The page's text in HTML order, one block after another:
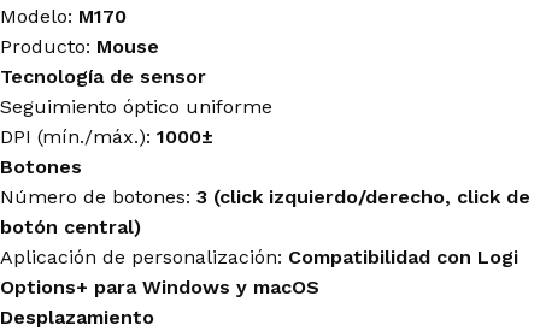
Modelo: M170
Producto: Mouse
Tecnología de sensor
Seguimiento óptico uniforme
DPI (mín./máx.): 1000±
Botones
Número de botones: 3 (click izquierdo/derecho, click de
botón central)
Aplicación de personalización: Compatibilidad con Logi
Options+ para Windows y macOS
Desplazamiento